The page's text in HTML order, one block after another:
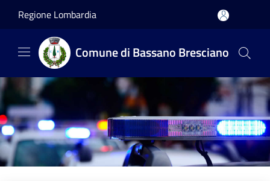
Regione Lombardia
Comune di Bassano Bresciano